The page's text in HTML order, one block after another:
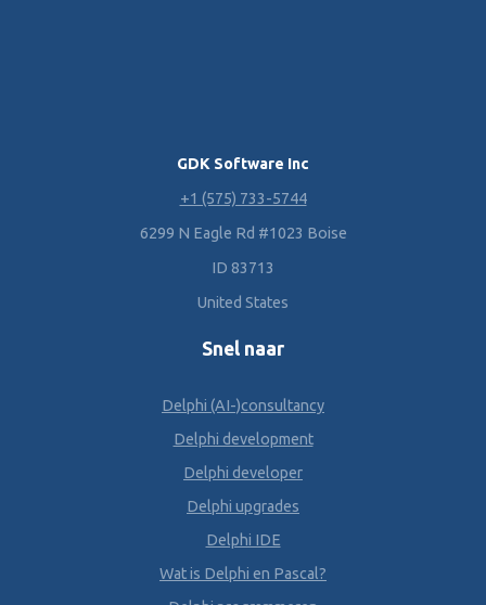
GDK Software Inc
+1 (575) 733-5744
6299 N Eagle Rd #1023 Boise
ID 83713
United States
Snel naar
Delphi (AI-)consultancy
Delphi development
Delphi developer
Delphi upgrades
Delphi IDE
Wat is Delphi en Pascal?